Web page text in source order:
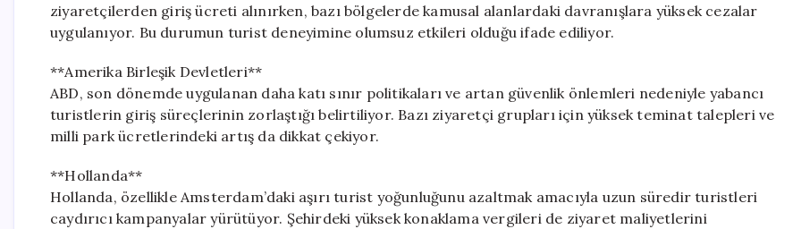
ziyaretçilerden giriş ücreti alınırken, bazı bölgelerde kamusal alanlardaki davranışlara yüksek cezalar
uygulanıyor. Bu durumun turist deneyimine olumsuz etkileri olduğu ifade ediliyor.
**Amerika Birleşik Devletleri**
ABD, son dönemde uygulanan daha katı sınır politikaları ve artan güvenlik önlemleri nedeniyle yabancı
turistlerin giriş süreçlerinin zorlaştığı belirtiliyor. Bazı ziyaretçi grupları için yüksek teminat talepleri ve
milli park ücretlerindeki artış da dikkat çekiyor.
**Hollanda**
Hollanda, özellikle Amsterdam’daki aşırı turist yoğunluğunu azaltmak amacıyla uzun süredir turistleri
caydırıcı kampanyalar yürütüyor. Şehirdeki yüksek konaklama vergileri de ziyaret maliyetlerini